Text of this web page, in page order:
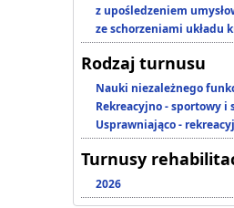
z upośledzeniem
ze schorzeniami układu
Rodzaj turnusu
Nauki niezależnego
Rekreacyjno - sportowy i
Usprawniająco -
Turnusy
2026